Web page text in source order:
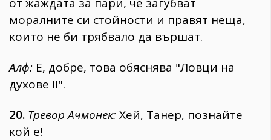
моралните си стойности и правят неща,
които не би трябвало да вършат.
Алф: Е, добре, това обяснява "Ловци на
духове II".
20. Тревор Ачмонек: Хей, Танер, познайте
кой е!